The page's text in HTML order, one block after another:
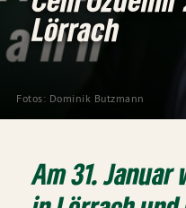
Fotos: Dominik Butzmann
Lörrach
Am 31. Januar